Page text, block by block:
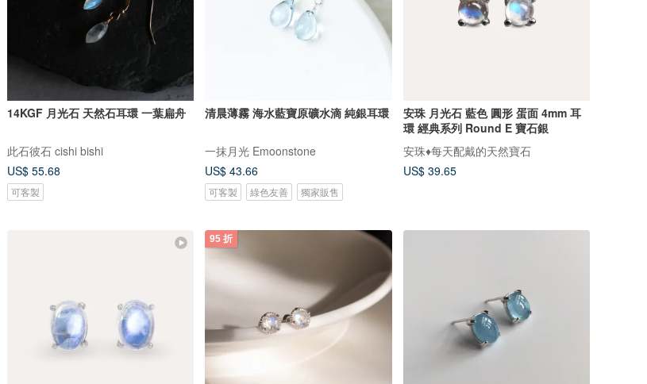
14KGF 月光石 天然石耳環 一葉扁舟
此石彼石 cishi bishi
US$ 55.68
可客製
清晨薄霧 海水藍寶原礦水滴 純銀耳環
一抹月光 Emoonstone
US$ 43.66
可客製 綠色友善 獨家販售
安珠 月光石 藍色 圓形 蛋面 4mm 耳
環 經典系列 Round E 寶石銀
安珠♦️每天配戴的天然寶石
US$ 39.65
95 折